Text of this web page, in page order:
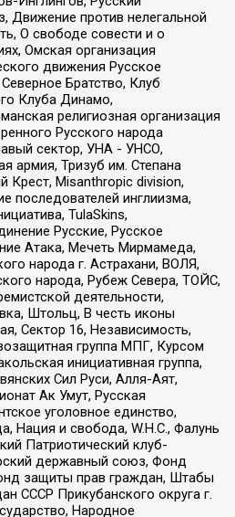
против нелегальной
О свободе совести и о
Омская организация
движения Русское
Братство, Клуб
Клуба Динамо,
религиозная организация
Русского народа
сектор, УНА - УНСО,
армия, Тризуб им. Степана
Крест, Misanthropic division,
последователей инглиизма,
TulaSkins,
Русские, Русское
Атака, Мечеть Мирмамеда,
народа г. Астрахани, ВОЛЯ,
народа, Рубеж Севера, ТОЙС,
деятельности,
Штольц, В честь иконы
Сектор 16, Независимость,
группа МПГ, Курсом
инициативная группа,
Сил Руси, Алля-Аят,
Ак Умут, Русская
уголовное единство,
Нация и свобода, W.H.С., Фалунь
Патриотический клуб-
державный союз, Фонд
защиты прав граждан, Штабы
СССР Прикубанского округа г.
Народное